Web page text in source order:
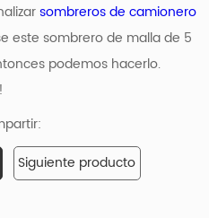
sombreros de camionero
este sombrero de malla de 5
podemos hacerlo.
Siguiente producto